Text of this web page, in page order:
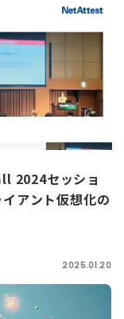
2024セッショ
アント仮想化の
2025.01.20